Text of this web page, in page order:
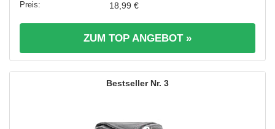
18,99 €
ZUM TOP ANGEBOT »
3